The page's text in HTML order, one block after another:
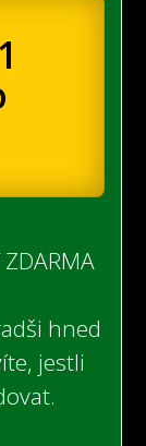
hned
jestli